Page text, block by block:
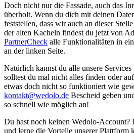
Doch nicht nur die Fassade, auch das
überholt. Wenn du dich mit deinen
feststellen, dass wir auch an dieser
der alten Kacheln findest du jetzt von
PartnerCheck alle Funktionalitäten in
an der linken Seite.
Natürlich kannst du alle unsere
solltest du mal nicht alles finden oder
etwas doch nicht so funktioniert wie
kontakt@wedolo.de Bescheid geben
so schnell wie möglich an!
Du hast noch keinen Wedolo-Account?
und lerne die Vorteile unserer Plattform